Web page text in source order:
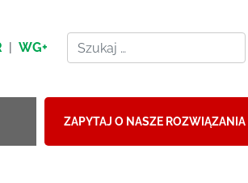
| WG+
ZAPYTAJ O NASZE ROZWIĄZANIA